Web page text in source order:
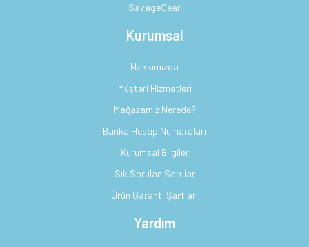
SavageGear
Kurumsal
Hakkımızda
Müşteri Hizmetleri
Mağazamız Nerede?
Banka Hesap Numaraları
Kurumsal Bilgiler
Sık Sorulan Sorular
Ürün Garanti Şartları
Yardım